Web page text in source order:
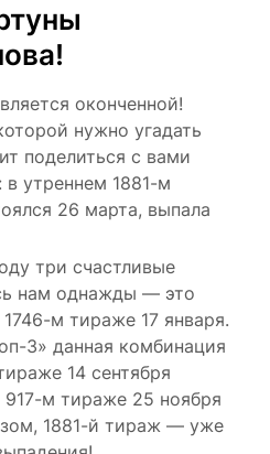
оконченной!
нужно угадать
поделиться с вами
утреннем 1881-м
26 марта, выпала
три счастливые
нам однажды — это
м тираже 17 января.
3» данная комбинация
14 сентября
917-м тираже 25 ноября
1881-й тираж — уже